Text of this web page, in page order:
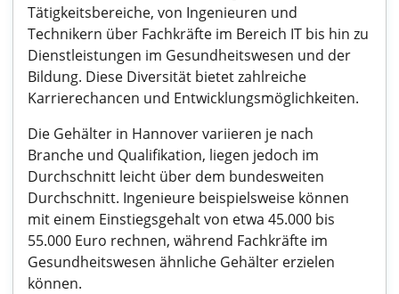
Tätigkeitsbereiche, von Ingenieuren und
Technikern über Fachkräfte im Bereich IT bis hin zu
Dienstleistungen im Gesundheitswesen und der
Bildung. Diese Diversität bietet zahlreiche
Karrierechancen und Entwicklungsmöglichkeiten.
Die Gehälter in Hannover variieren je nach
Branche und Qualifikation, liegen jedoch im
Durchschnitt leicht über dem bundesweiten
Durchschnitt. Ingenieure beispielsweise können
mit einem Einstiegsgehalt von etwa 45.000 bis
55.000 Euro rechnen, während Fachkräfte im
Gesundheitswesen ähnliche Gehälter erzielen
können.